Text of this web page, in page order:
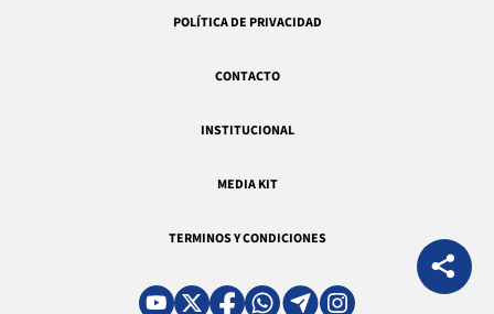
POLÍTICA DE PRIVACIDAD
CONTACTO
INSTITUCIONAL
MEDIA KIT
TERMINOS Y CONDICIONES